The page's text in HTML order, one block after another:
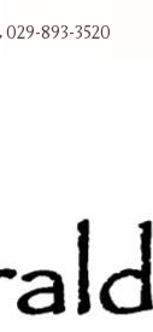
029-893-3520